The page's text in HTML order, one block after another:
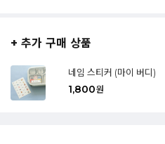
+ 추가 구매 상품
네임 스티커 (마이 버디)
1,800원